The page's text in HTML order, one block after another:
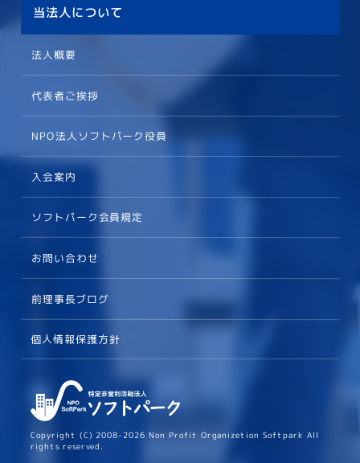
当法人について
法人概要
代表者ご挨拶
NPO法人ソフトパーク役員
入会案内
ソフトパーク会員規定
お問い合わせ
前理事長ブログ
Copyright (C) 2008-2026 Non Profit Organizetion Softpark All
rights reserved.
個人情報保護方針